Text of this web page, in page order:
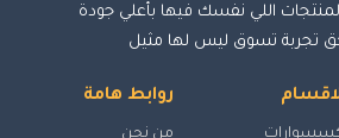
اللي نفسك فيها بأعلي جودة
تجربة تسوق ليس لها مثيل
روابط هامة
من نحن